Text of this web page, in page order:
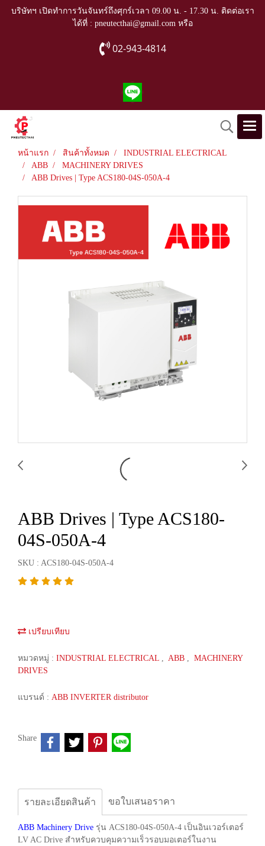
บริษัทฯ เปิดทำการวันจันทร์ถึงศุกร์เวลา 09.00 น. - 17.30 น. ติดต่อเรา
ได้ที่ : pneutecthai@gmail.com หรือ
02-943-4814
หน้าแรก สินค้าทั้งหมด
INDUSTRIAL ELECTRICAL
ABB
MACHINERY DRIVES
ABB Drives | Type ACS180-04S-050A-4
ABB Drives | Type ACS180-
04S-050A-4
SKU : ACS180-04S-050A-4
เปรียบเทียบ
หมวดหมู่ : INDUSTRIAL ELECTRICAL , ABB , MACHINERY
DRIVES
แบรนด์ : ABB INVERTER distributor
Share
รายละเอียดสินค้า ขอใบเสนอราคา
ABB Machinery Drive รุ่น ACS180-04S-050A-4 เป็นอินเวอร์เตอร์
LV AC Drive สำหรับควบคุมความเร็วรอบมอเตอร์ในงาน